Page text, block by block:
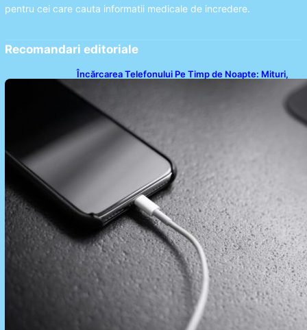
pentru cei care cauta informatii medicale de incredere.
Recomandari editoriale
Încărcarea Telefonului Pe Timp de Noapte: Mituri,